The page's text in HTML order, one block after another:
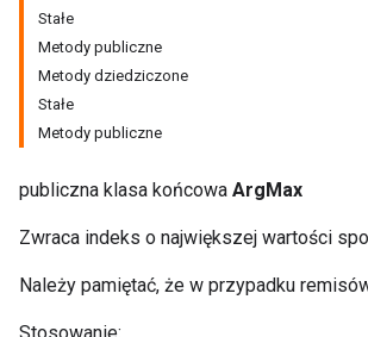
Stałe
Metody publiczne
Metody dziedziczone
Stałe
Metody publiczne
publiczna klasa końcowa ArgMax
Zwraca indeks o największej wartości
Należy pamiętać, że w przypadku